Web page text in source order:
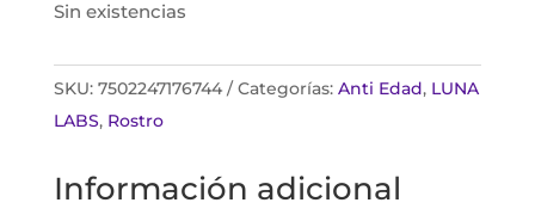
Sin existencias
SKU: 7502247176744 Categorías: Anti Edad, LUNA
LABS, Rostro
Información adicional